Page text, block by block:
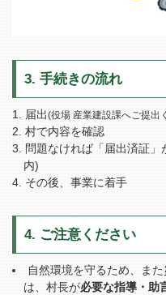
3. 手続きの流れ
届出(役場 産業建設課へご提出
村で内容を確認
問題なければ「届出済証
内)
その後、事業に着手
4. ご注意ください
自然環境を守るため、ま
は、村長が必要な指導・助